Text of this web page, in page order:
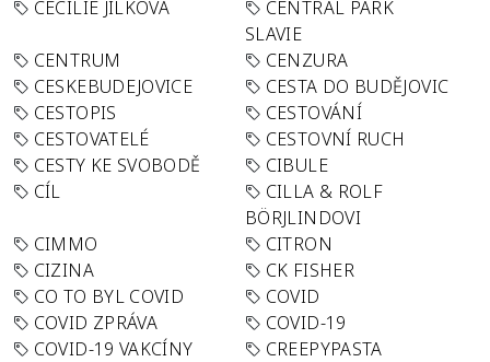
CECÍLIE JÍLKOVÁ
CENTRAL PARK
SLAVIE
CENTRUM
CENZURA
CESKEBUDEJOVICE
CESTA DO BUDĚJOVIC
CESTOPIS
CESTOVÁNÍ
CESTOVATELÉ
CESTOVNÍ RUCH
CESTY KE SVOBODĚ
CIBULE
CÍL
CILLA & ROLF
BÖRJLINDOVI
CIMMO
CITRON
CIZINA
CK FISHER
CO TO BYL COVID
COVID
COVID ZPRÁVA
COVID-19
COVID-19 VAKCÍNY
CREEPYPASTA